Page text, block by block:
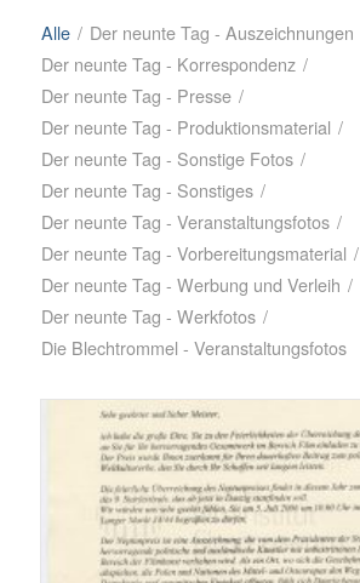
Alle / Der neunte Tag - Auszeichnungen
Der neunte Tag - Korrespondenz /
Der neunte Tag - Presse /
Der neunte Tag - Produktionsmaterial /
Der neunte Tag - Sonstige Fotos /
Der neunte Tag - Sonstiges /
Der neunte Tag - Veranstaltungsfotos /
Der neunte Tag - Vorbereitungsmaterial /
Der neunte Tag - Werbung und Verleih /
Der neunte Tag - Werkfotos /
Die Blechtrommel - Veranstaltungsfotos